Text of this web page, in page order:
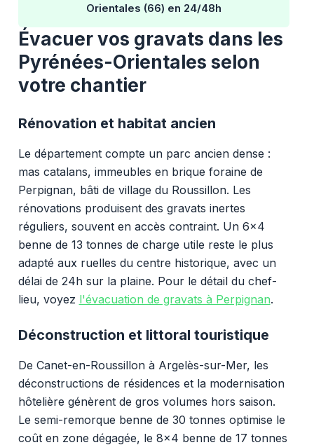
Orientales (66) en 24/48h
Évacuer vos gravats dans les
Pyrénées-Orientales selon
votre chantier
Rénovation et habitat ancien
Le département compte un parc ancien dense :
mas catalans, immeubles en brique foraine de
Perpignan, bâti de village du Roussillon. Les
rénovations produisent des gravats inertes
réguliers, souvent en accès contraint. Un 6x4
benne de 13 tonnes de charge utile reste le plus
adapté aux ruelles du centre historique, avec un
délai de 24h sur la plaine. Pour le détail du chef-
lieu, voyez l'évacuation de gravats à Perpignan.
Déconstruction et littoral touristique
De Canet-en-Roussillon à Argelès-sur-Mer, les
déconstructions de résidences et la modernisation
hôtelière génèrent de gros volumes hors saison.
Le semi-remorque benne de 30 tonnes optimise le
coût en zone dégagée, le 8x4 benne de 17 tonnes